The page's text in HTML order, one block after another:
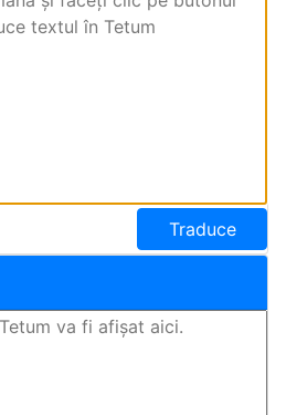
Traduce